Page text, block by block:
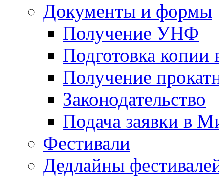
Документы и формы
Получение УНФ
Подготовка копии
Получение
Законодательство
Подача заявки в
Фестивали
Дедлайны